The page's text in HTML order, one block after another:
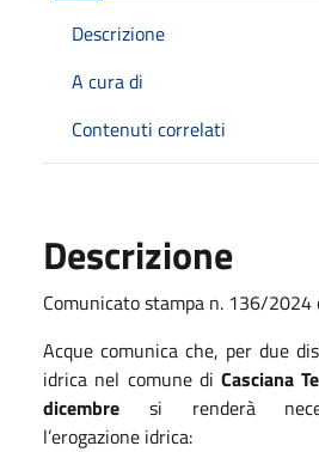
Descrizione
A cura di
Contenuti correlati
Descrizione
Comunicato stampa n. 136/
Acque comunica che, per due
idrica nel comune di Casciana
dicembre si renderà
l’erogazione idrica: